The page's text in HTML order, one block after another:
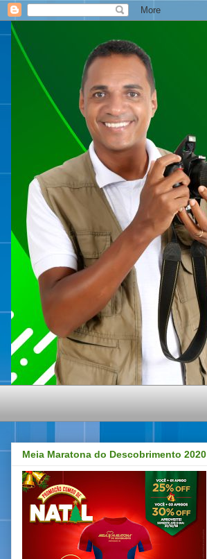
Meia Maratona do Descobrimento 2020